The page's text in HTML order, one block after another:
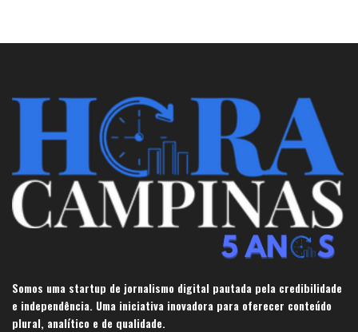
Somos uma startup de jornalismo digital pautada pela credibilidade
e independência. Uma iniciativa inovadora para oferecer conteúdo
plural, analítico e de qualidade.